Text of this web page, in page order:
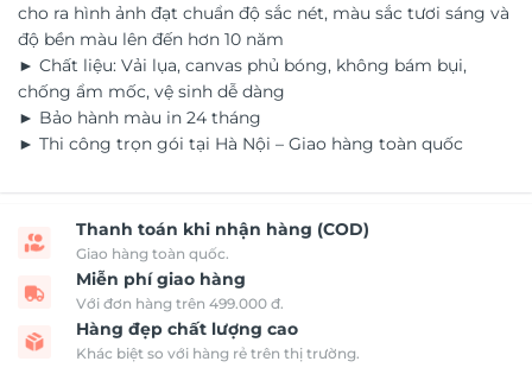
cho ra hình ảnh đạt chuẩn độ sắc nét, màu sắc tươi sáng và
độ bền màu lên đến hơn 10 năm
► Chất liệu: Vải lụa, canvas phủ bóng, không bám bụi,
chống ẩm mốc, vệ sinh dễ dàng
► Bảo hành màu in 24 tháng
► Thi công trọn gói tại Hà Nội – Giao hàng toàn quốc
Thanh toán khi nhận hàng (COD)
Giao hàng toàn quốc.
Miễn phí giao hàng
Với đơn hàng trên 499.000 đ.
Hàng đẹp chất lượng cao
Khác biệt so với hàng rẻ trên thị trường.